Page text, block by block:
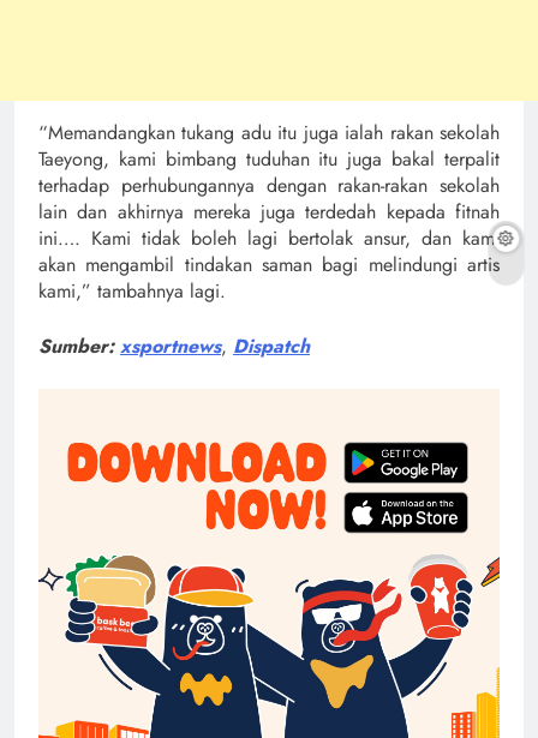
“Memandangkan tukang adu itu juga ialah rakan sekolah
Taeyong, kami bimbang tuduhan itu juga bakal terpalit
terhadap perhubungannya dengan rakan-rakan sekolah
lain dan akhirnya mereka juga terdedah kepada fitnah
ini…. Kami tidak boleh lagi bertolak ansur, dan kami
akan mengambil tindakan saman bagi melindungi artis
kami,” tambahnya lagi.
Sumber:xsportnews, Dispatch